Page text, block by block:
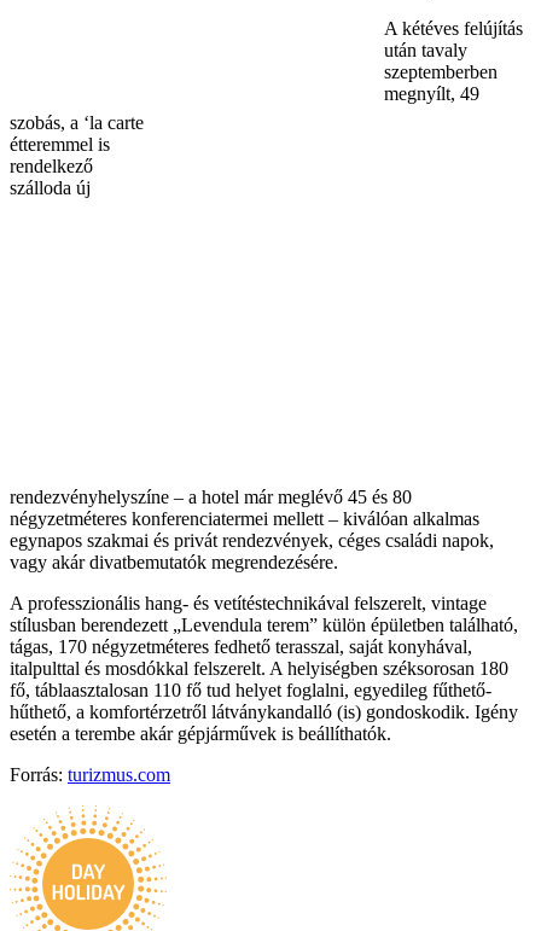
A kétéves felújítás
után tavaly
szeptemberben
megnyílt, 49
szobás, a ‘la carte
étteremmel is
rendelkező
szálloda új
rendezvényhelyszíne – a hotel már meglévő 45 és 80
négyzetméteres konferenciatermei mellett – kiválóan alkalmas
egynapos szakmai és privát rendezvények, céges családi napok,
vagy akár divatbemutatók megrendezésére.
A professzionális hang- és vetítéstechnikával felszerelt, vintage
stílusban berendezett „Levendula terem” külön épületben található,
tágas, 170 négyzetméteres fedhető terasszal, saját konyhával,
italpulttal és mosdókkal felszerelt. A helyiségben széksorosan 180
fő, táblaasztalosan 110 fő tud helyet foglalni, egyedileg fűthető-
hűthető, a komfortérzetről látványkandalló (is) gondoskodik. Igény
esetén a terembe akár gépjárművek is beállíthatók.
Forrás: turizmus.com